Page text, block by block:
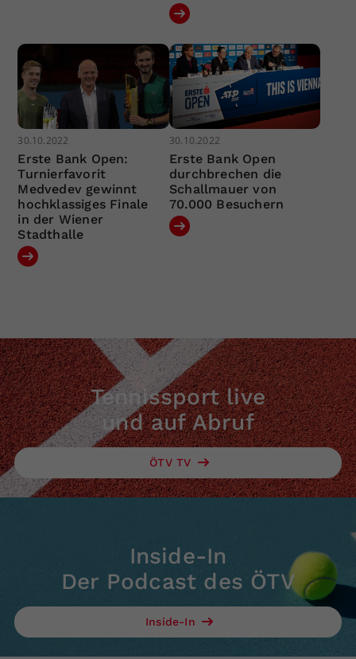
30.10.2022
Erste Bank Open:
Turnierfavorit
Medvedev gewinnt
hochklassiges Finale
in der Wiener
Stadthalle
30.10.2022
Erste Bank Open
durchbrechen die
Schallmauer von
70.000 Besuchern
Tennissport live
und auf Abruf
ÖTV TV
Inside-In
Der Podcast des ÖTV
Inside-In